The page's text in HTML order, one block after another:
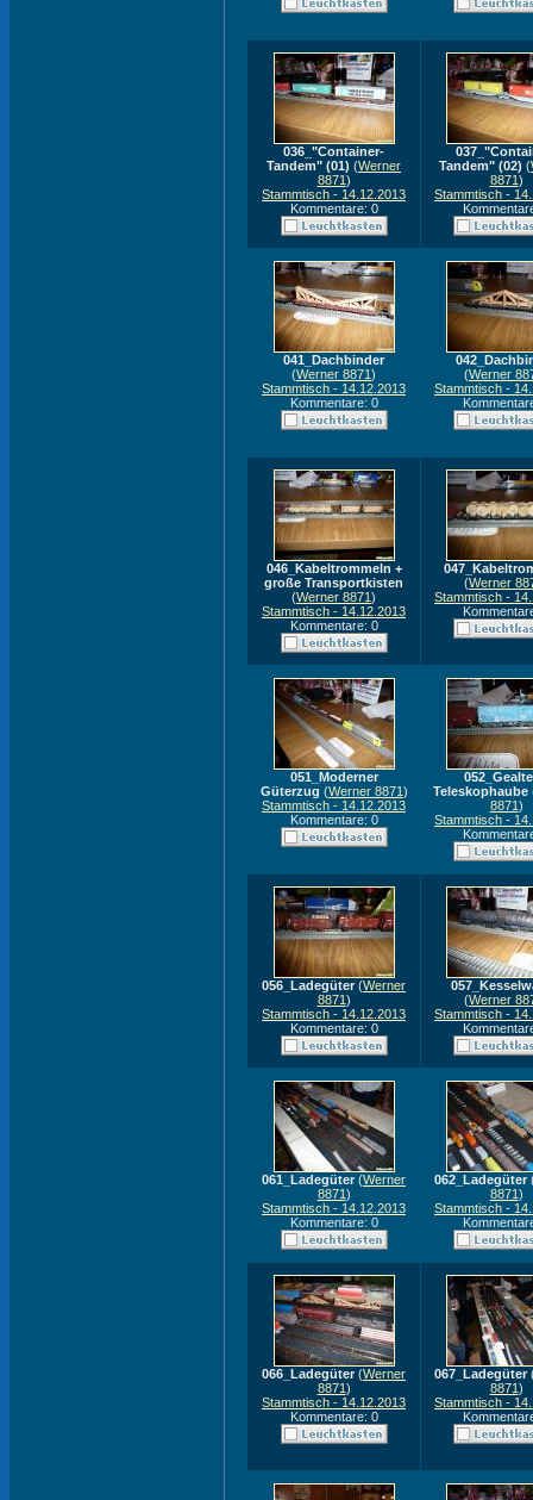
036_"Container-
Tandem" (01) (Werner
8871)
Stammtisch - 14.12.2013
Kommentare: 0
Tandem" (02) (
8871)
Stammtisch -
041_Dachbinder
(Werner 8871)
Stammtisch - 14.12.2013
Kommentare: 0
(Werner
Stammtisch -
046_Kabeltrommeln +
große Transportkisten
(Werner 8871)
Stammtisch - 14.12.2013
Kommentare: 0
(Werner
Stammtisch -
051_Moderner
Güterzug (Werner 8871)
Stammtisch - 14.12.2013
Kommentare: 0
Teleskophaube
8871)
Stammtisch -
056_Ladegüter(Werner
8871)
Stammtisch - 14.12.2013
Kommentare: 0
(Werner
Stammtisch -
061_Ladegüter(Werner
8871)
Stammtisch - 14.12.2013
Kommentare: 0
062_Ladegüter
8871)
Stammtisch -
066_Ladegüter(Werner
8871)
Stammtisch - 14.12.2013
Kommentare: 0
067_Ladegüter
8871)
Stammtisch -